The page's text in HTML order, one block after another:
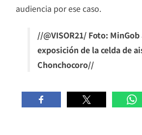
audiencia por ese caso.
//@VISOR21/ Foto:
exposición de la celda de
Chonchocoro//